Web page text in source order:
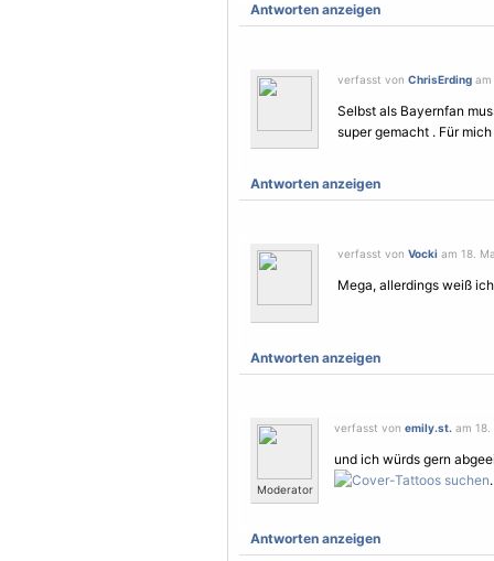
Antworten anzeigen
verfasst von ChrisErding am
Selbst als Bayernfan
super gemacht . Für
Antworten anzeigen
verfasst von Vocki am 18.
Mega, allerdings weiß
Antworten anzeigen
Moderator
verfasst von emily.st. am 18.
und ich würds gern
.
Antworten anzeigen